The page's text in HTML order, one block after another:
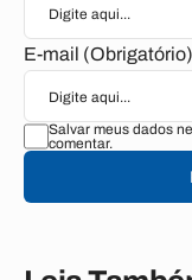
E-mail (Obrigatório)
Salvar meus dados
comentar.